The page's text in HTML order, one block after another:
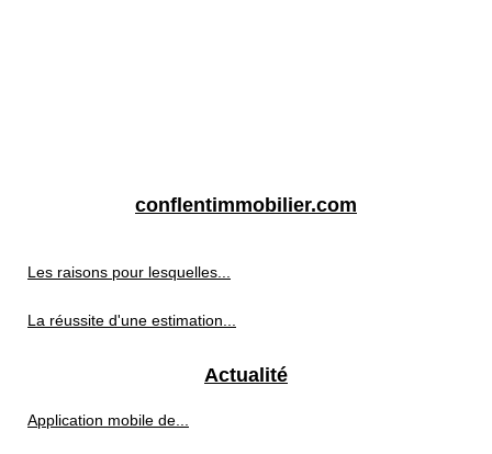
conflentimmobilier.com
Les raisons pour lesquelles...
La réussite d'une estimation...
Actualité
Application mobile de...